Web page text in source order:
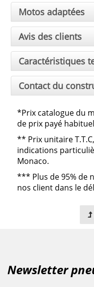
Motos adaptées
Avis des clients
Caractéristiques
Contact du
*Prix catalogue du
de prix payé
** Prix unitaire
indications
Monaco.
*** Plus de 95% de
nos client dans le
Newsletter